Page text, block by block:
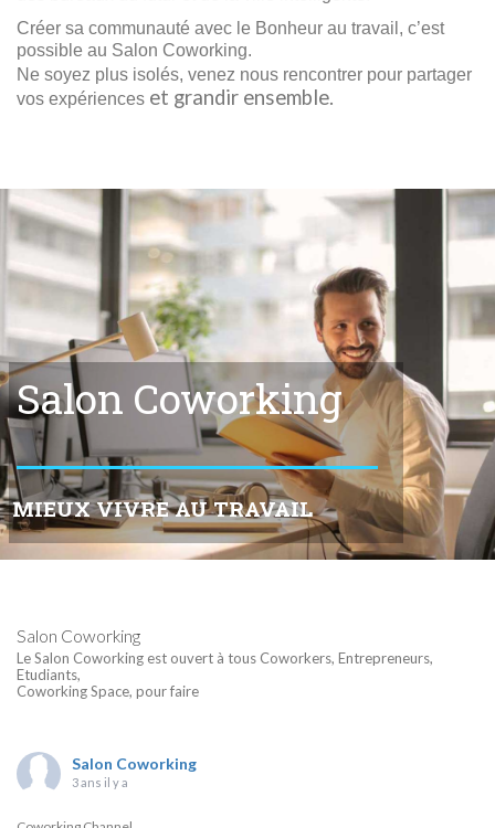
Créer sa communauté avec le Bonheur au travail, c’est
possible au Salon Coworking.
Ne soyez plus isolés, venez nous rencontrer pour partager
vos expériences et grandir ensemble.
Salon Coworking
MIEUX VIVRE AU TRAVAIL
Salon Coworking
Le Salon Coworking est ouvert à tous Coworkers, Entrepreneurs,
Etudiants,
Coworking Space, pour faire
Salon Coworking
3 ans il y a
Coworking Channel